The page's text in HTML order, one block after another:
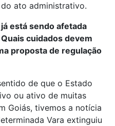
ato administrativo.
está sendo afetada
cuidados devem
proposta de regulação
de que o Estado
ou ativo de muitas
Goiás, tivemos a notícia
Vara extinguiu